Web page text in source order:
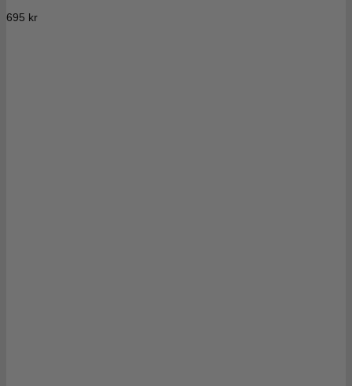
695 kr